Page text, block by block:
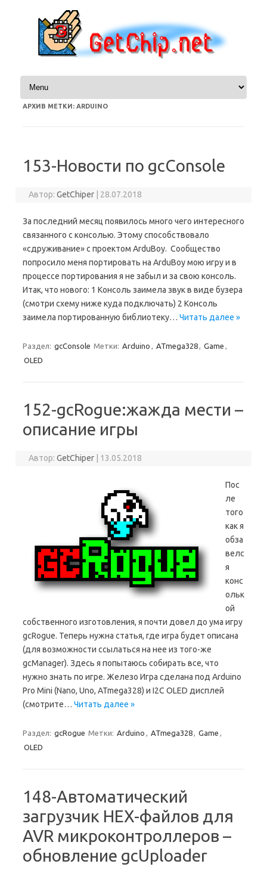
АРХИВ МЕТКИ: ARDUINO
153-Новости по gcConsole
Автор:GetChiper 28.07.2018
За последний месяц появилось много чего интересного
связанного с консолью. Этому способствовало
«сдруживание» с проектом ArduBoy. Сообщество
попросило меня портировать на ArduBoy мою игру и в
процессе портирования я не забыл и за свою консоль.
Итак, что нового: 1 Консоль заимела звук в виде бузера
(смотри схему ниже куда подключать) 2 Консоль
заимела портированную библиотеку… Читать далее »
Раздел: gcConsole Метки: Arduino , ATmega328, Game ,
OLED
152-gcRogue:жажда мести –
описание игры
Автор:GetChiper 13.05.2018
Пос
ле
того
как я
обза
велс
я
конс
ольк
ой
собственного изготовления, я почти довел до ума игру
gcRogue. Теперь нужна статья, где игра будет описана
(для возможности ссылаться на нее из того-же
gcManager). Здесь я попытаюсь собирать все, что
нужно знать по игре. Железо Игра сделана под Arduino
Pro Mini (Nano, Uno, ATmega328) и I2C OLED дисплей
(смотрите… Читать далее »
Раздел: gcRogue Метки: Arduino , ATmega328, Game ,
OLED
148-Автоматический
загрузчик HEX-файлов для
AVR микроконтроллеров –
обновление gcUploader